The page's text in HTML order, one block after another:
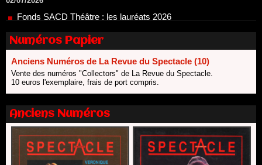
23/06/2026
Dispositif ARTCENA Écrire pour le cirque, les lauréats 2026 !
20/06/2026
Le palmarès des prix SACD 2026
18/06/2026
Les 10 lauréats du Fonds Grandes Formes Théâtre 2026
SACD
13/06/2026
Nomination de Nathalie Garraud et Olivier Saccomano à la
direction du Théâtre de Gennevilliers - CDN
Dispositif SACD Auteurs d'espaces : les lauréats 2026
18/03/2026
Numéros Papier
Anciens Numéros de La Revue du Spectacle (10)
Vente des numéros "Collectors" de La Revue du Spectacle.
10 euros l'exemplaire, frais de port compris.
Anciens Numéros